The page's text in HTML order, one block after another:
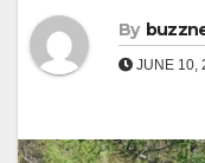
By
JUNE 10,